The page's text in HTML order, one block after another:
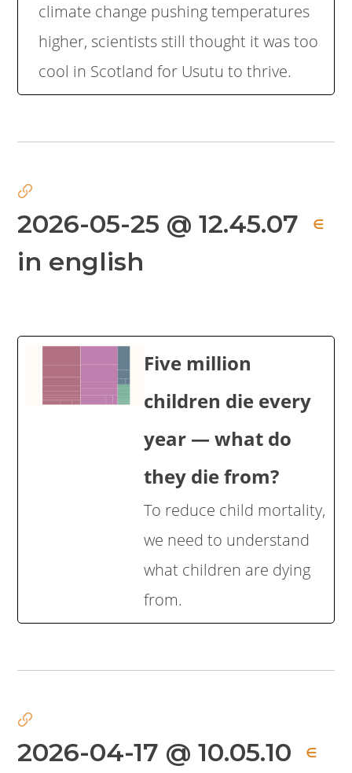
climate change pushing temperatures
higher, scientists still thought it was too
cool in Scotland for Usutu to thrive.
2026-05-25 @ 12.45.07 ∈
in english
Five million
children die every
year — what do
they die from?
To reduce child mortality,
we need to understand
what children are dying
from.
2026-04-17 @ 10.05.10 ∈